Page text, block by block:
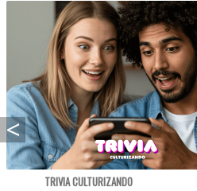
TRIVIA CULTURIZANDO